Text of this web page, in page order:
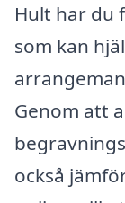
Hult har du
som kan
Genom att
också